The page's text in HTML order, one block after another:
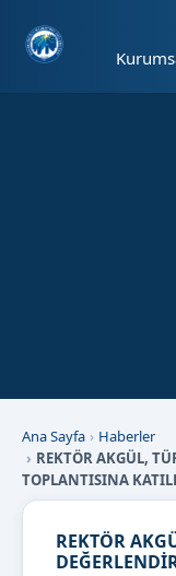
Ana Sayfa
Haberler
REKTÖR AKGÜL,
TOPLANTISINA
REKTÖR